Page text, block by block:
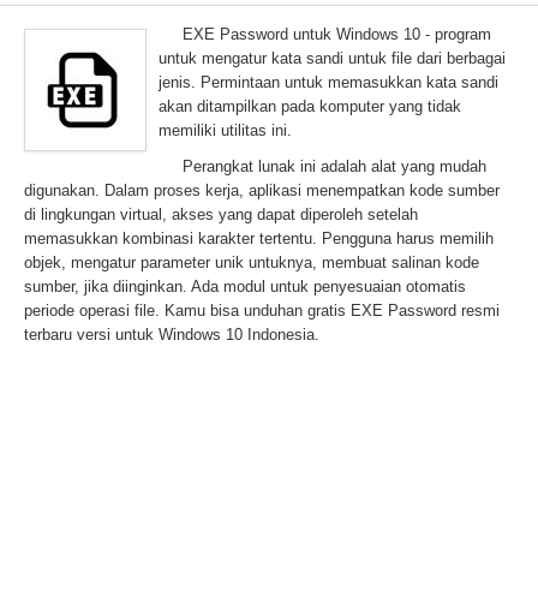
EXE Password untuk Windows 10 - program
untuk mengatur kata sandi untuk file dari berbagai
jenis. Permintaan untuk memasukkan kata sandi
akan ditampilkan pada komputer yang tidak
memiliki utilitas ini.
Perangkat lunak ini adalah alat yang mudah
digunakan. Dalam proses kerja, aplikasi menempatkan kode sumber
di lingkungan virtual, akses yang dapat diperoleh setelah
memasukkan kombinasi karakter tertentu. Pengguna harus memilih
objek, mengatur parameter unik untuknya, membuat salinan kode
sumber, jika diinginkan. Ada modul untuk penyesuaian otomatis
periode operasi file. Kamu bisa unduhan gratis EXE Password resmi
terbaru versi untuk Windows 10 Indonesia.